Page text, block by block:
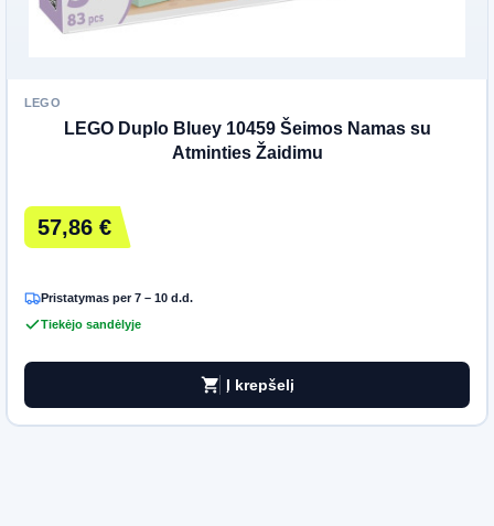
LEGO
LEGO Duplo Bluey 10459 Šeimos Namas su
Atminties Žaidimu
57,86 €
Pristatymas per 7 – 10 d.d.
Tiekėjo sandėlyje
shopping_cart Į krepšelį